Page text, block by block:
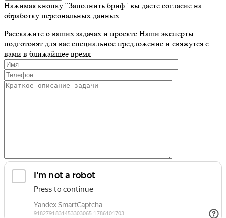
Нажимая кнопку “Заполнить бриф” вы даете согласие на
обработку персональных данных
Расскажите о ваших задачах и проекте Наши эксперты
подготовят для вас специальное предложение и свяжутся с
вами в ближайшее время